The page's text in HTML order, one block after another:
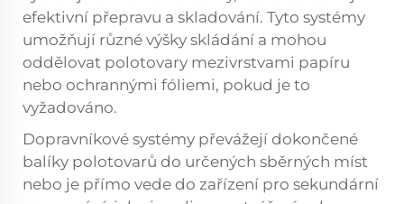
efektivní přepravu a skladování. Tyto systémy
umožňují různé výšky skládání a mohou
oddělovat polotovary mezivrstvami papíru
nebo ochrannými fóliemi, pokud je to
vyžadováno.
Dopravníkové systémy převážejí dokončené
balíky polotovarů do určených sběrných míst
nebo je přímo vede do zařízení pro sekundární